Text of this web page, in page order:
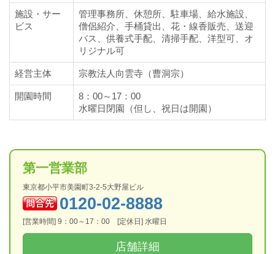
施設・サー
ビス
管理事務所、休憩所、駐車場、給水施設、
僧侶紹介、手桶貸出、花・線香販売、送迎
バス、供養式手配、清掃手配、洋型可、オ
リジナル可
経営主体 宗教法人向雲寺（曹洞宗）
開園時間
8：00～17：00
水曜日閉園（但し、祝日は開園）
第一営業部
東京都小平市美園町3-2-5大野屋ビル
0120-02-8888
[営業時間] 9：00～17：00 [定休日] 水曜日
店舗詳細